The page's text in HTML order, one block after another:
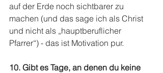
auf der Erde noch sichtbarer zu
machen (und das sage ich als Christ
und nicht als „hauptberuflicher
Pfarrer“) - das ist Motivation pur.
10. Gibt es Tage, an denen du keine